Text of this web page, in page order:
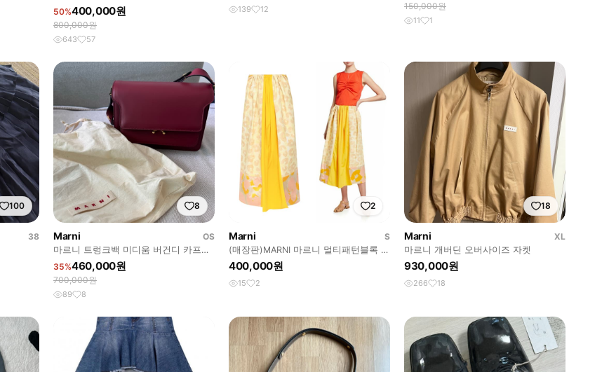
50%400,000원
800,000원
643 57
139 12 150,000원
11 1
100
38
8
Marni
OS
마르니 트렁크백 미디움 버건디 카프스
킨 (3회 착용)
35%460,000원
700,000원
89 8
2
Marni
S
(매장판)MARNI 마르니 멀티패턴블록 셔
링 엑센트 롱 스커트 S
400,000원
15 2
18
Marni
XL
마르니 개버딘 오버사이즈 자켓
930,000원
266 18